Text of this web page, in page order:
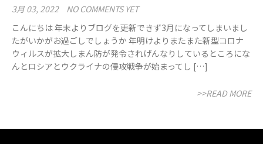
3月 03, 2022
NO COMMENTS YET
こんにちは 年末よりブログを更新できず3月になってしまいまし
たがいかがお過ごしでしょうか 年明けよりまたまた新型コロナ
ウィルスが拡大しまん防が発令されげんなりしているところにな
んとロシアとウクライナの侵攻戦争が始まってし […]
>>READ MORE